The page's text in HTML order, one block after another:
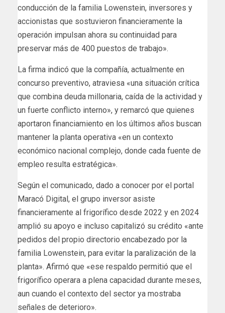
conducción de la familia Lowenstein, inversores y
accionistas que sostuvieron financieramente la
operación impulsan ahora su continuidad para
preservar más de 400 puestos de trabajo».
La firma indicó que la compañía, actualmente en
concurso preventivo, atraviesa «una situación crítica
que combina deuda millonaria, caída de la actividad y
un fuerte conflicto interno», y remarcó que quienes
aportaron financiamiento en los últimos años buscan
mantener la planta operativa «en un contexto
económico nacional complejo, donde cada fuente de
empleo resulta estratégica».
Según el comunicado, dado a conocer por el portal
Maracó Digital, el grupo inversor asiste
financieramente al frigorífico desde 2022 y en 2024
amplió su apoyo e incluso capitalizó su crédito «ante
pedidos del propio directorio encabezado por la
familia Lowenstein, para evitar la paralización de la
planta». Afirmó que «ese respaldo permitió que el
frigorífico operara a plena capacidad durante meses,
aun cuando el contexto del sector ya mostraba
señales de deterioro».